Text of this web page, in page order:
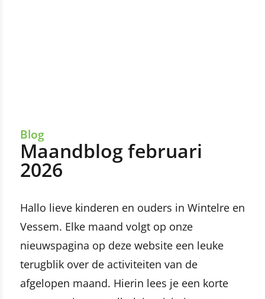
Blog
Maandblog februari
2026
Hallo lieve kinderen en ouders in Wintelre en
Vessem. Elke maand volgt op onze
nieuwspagina op deze website een leuke
terugblik over de activiteiten van de
afgelopen maand. Hierin lees je een korte